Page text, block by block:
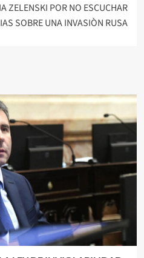
ZELENSKI POR NO ESCUCHAR
SOBRE UNA INVASIÒN RUSA